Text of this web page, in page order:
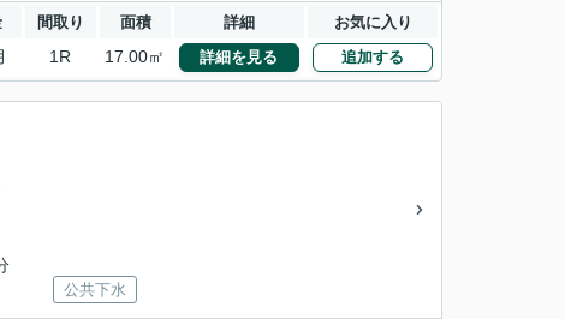
間取り 面積 詳細 お気に入り
1R 17.00㎡ 詳細を見る 追加する
公共下水